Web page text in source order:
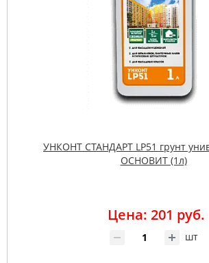
УНКОНТ СТАНДАРТ LP51 грунт
ОСНОВИТ (1л)
Цена: 201 руб.
шт